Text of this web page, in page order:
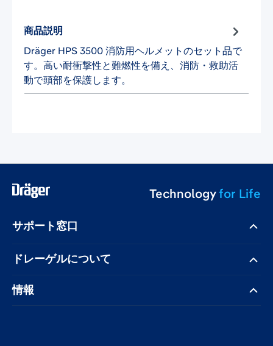
商品説明
Dräger HPS 3500 消防用ヘルメットのセット品で
す。高い耐衝撃性と難燃性を備え、消防・救助活
動で頭部を保護します。
Technologyfor Life
サポート窓口
ドレーゲル​について
情報